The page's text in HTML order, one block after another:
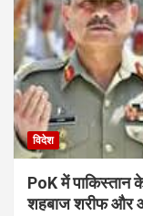
विदेश
PoK में पाकिस्तान
शहबाज शरीफ और